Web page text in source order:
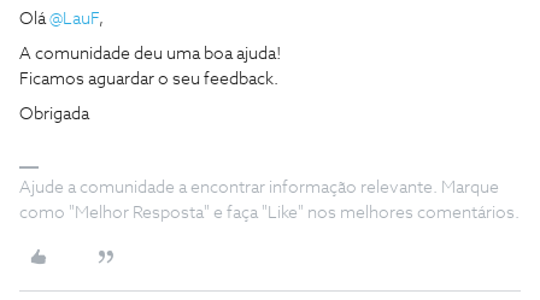
Olá@LauF,
A comunidade deu uma boa ajuda!
Ficamos aguardar o seu feedback.
Obrigada
Ajude a comunidade a encontrar informação relevante. Marque
como "Melhor Resposta" e faça "Like" nos melhores comentários.